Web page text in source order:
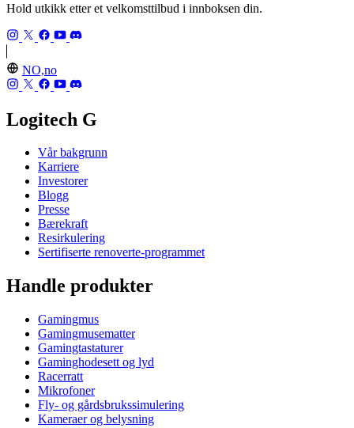
Hold utkikk etter et velkomsttilbud i innboksen din.
NO,no
Logitech G
Vår bakgrunn
Karriere
Investorer
Blogg
Presse
Bærekraft
Resirkulering
Sertifiserte renoverte-programmet
Handle produkter
Gamingmus
Gamingmusematter
Gamingtastaturer
Gaminghodesett og lyd
Racerratt
Mikrofoner
Fly- og gårdsbrukssimulering
Kameraer og belysning